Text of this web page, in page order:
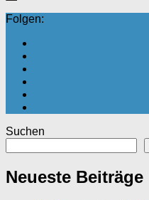
Folgen:
Suchen
Neueste Beiträge